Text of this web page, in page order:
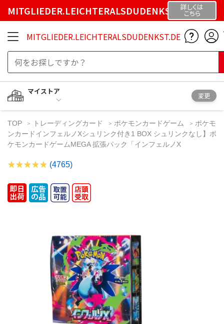
MITGLIEDER.LEICHTERALSDUDENKST.DE詳しくは
こちら
MITGLIEDER.LEICHTERALSDUDENKST.DE
マイストア
変更
TOP トレーディングカード ポケモンカードゲーム
ポケモ
ンカードインフェルノXシュリンク付き1 BOX シュリンクなし】ポ
ケモンカードゲームMEGA 拡張パック「インフェルノX
(4765)